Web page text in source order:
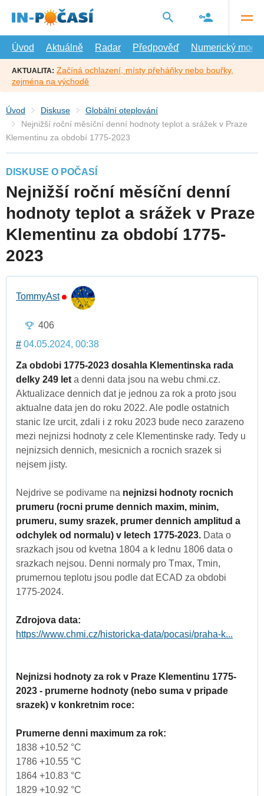
hlavní
Úvod
Aktuálně Radar Předpověď Numerický model
AKTUALITA: Začíná ochlazení, místy přeháňky nebo bouřky,
zejména na východě
Úvod Diskuse
Globální oteplování
Nejnižší roční měsíční denní hodnoty teplot a srážek v Praze
Klementinu za období 1775-2023
DISKUSE O POČASÍ
Nejnižší roční měsíční denní
hodnoty teplot a srážek v Praze
Klementinu za období 1775-
2023
TommyAst
406
# 04.05.2024, 00:38
Za obdobi 1775-2023 dosahla Klementinska rada
delky 249 let a denni data jsou na webu chmi.cz.
Aktualizace dennich dat je jednou za rok a proto jsou
aktualne data jen do roku 2022. Ale podle ostatnich
stanic lze urcit, zdali i z roku 2023 bude neco zarazeno
mezi nejnizsi hodnoty z cele Klementinske rady. Tedy u
nejnizsich dennich, mesicnich a rocnich srazek si
nejsem jisty.
Nejdrive se podivame na nejnizsi hodnoty rocnich
prumeru (rocni prume dennich maxim, minim,
prumeru, sumy srazek, prumer dennich amplitud a
odchylek od normalu) v letech 1775-2023. Data o
srazkach jsou od kvetna 1804 a k lednu 1806 data o
srazkach nejsou. Denni normaly pro Tmax, Tmin,
prumernou teplotu jsou podle dat ECAD za obdobi
1775-2024.
Zdrojova data:
https://www.chmi.cz/historicka-data/pocasi/praha-k...
Nejnizsi hodnoty za rok v Praze Klementinu 1775-
2023 - prumerne hodnoty (nebo suma v pripade
srazek) v konkretnim roce:
Prumerne denni maximum za rok:
1838 +10.52 °C
1786 +10.55 °C
1864 +10.83 °C
1829 +10.92 °C